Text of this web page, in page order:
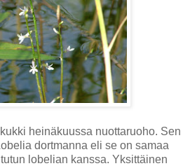
heinäkuussa nuottaruoho. Sen
dortmanna eli se on samaa
lobelian kanssa. Yksittäinen